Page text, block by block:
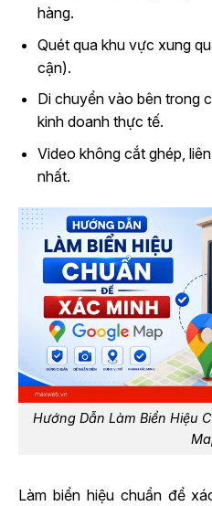
hàng.
Quét qua khu vực xung
cận).
Di chuyển vào bên trong
kinh doanh thực tế.
Video không cắt ghép,
nhất.
Hướng Dẫn Làm Biển Hiệu
Làm biển hiệu chuẩn để